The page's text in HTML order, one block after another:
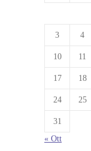
3 4
10 11
17 18
24 25
31
« Ott